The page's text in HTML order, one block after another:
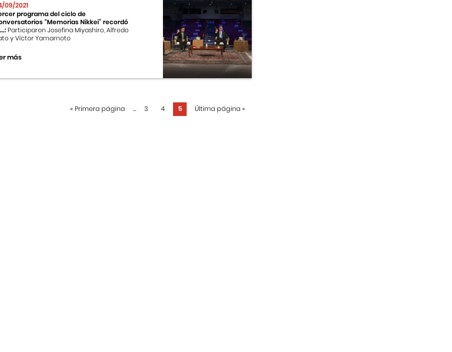
09/2021
programa del ciclo de
“Memorias Nikkei” recordó
Participaron Josefina Miyashiro, Alfredo
y Víctor Yamamoto
más
« Primera página ... 3 4 5 Última página »